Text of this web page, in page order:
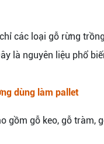
các loại gỗ rừng
là nguyên liệu phổ
dùng làm pallet
gồm gỗ keo, gỗ tràm,